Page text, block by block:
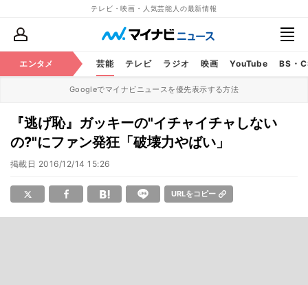
テレビ・映画・人気芸能人の最新情報
エンタメ 芸能 テレビ ラジオ 映画 YouTube BS・
Googleでマイナビニュースを優先表示する方法
『逃げ恥』ガッキーの"イチャイチャしない
の?"にファン発狂「破壊力やばい」
掲載日 2016/12/14 15:26
URLをコピー